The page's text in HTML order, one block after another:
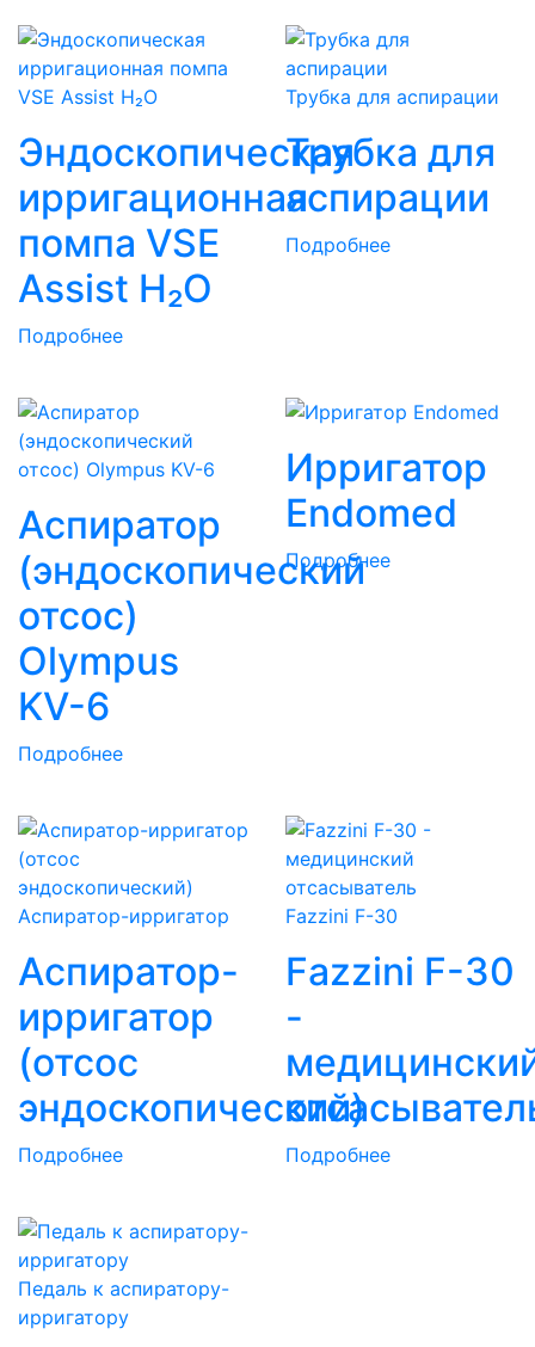
Эндоскопическая
ирригационная
помпа VSE
Assist H₂O
Подробнее
Трубка для аспирации
Трубка для
аспирации
Подробнее
Аспиратор
(эндоскопический
отсос)
Olympus
KV-6
Подробнее
Ирригатор
Endomed
Подробнее
Аспиратор-ирригатор
Аспиратор-
ирригатор
(отсос
эндоскопический)
Подробнее
Fazzini F-30
Fazzini F-30
-
Подробнее
Педаль к аспиратору-
ирригатору